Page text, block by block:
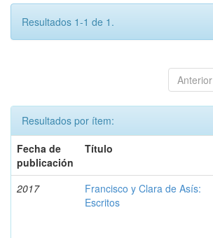
Resultados 1-1 de 1.
Anterior
Resultados por ítem:
Fecha de
publicación
Título
2017
Francisco y Clara de Asís:
Escritos